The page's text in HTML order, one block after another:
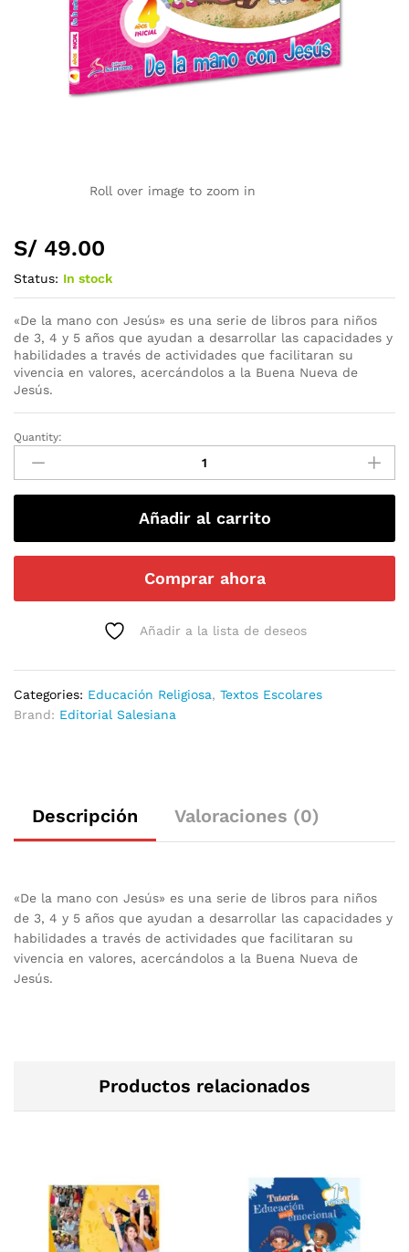
Roll over image to zoom in
S/ 49.00
Status: In stock
«De la mano con Jesús» es una serie de libros para niños
de 3, 4 y 5 años que ayudan a desarrollar las capacidades y
habilidades a través de actividades que facilitaran su
vivencia en valores, acercándolos a la Buena Nueva de
Jesús.
Quantity:
Añadir al carrito
Comprar ahora
Añadir a la lista de deseos
Categories: Educación Religiosa, Textos Escolares
Brand: Editorial Salesiana
Descripción Valoraciones (0)
«De la mano con Jesús» es una serie de libros para niños
de 3, 4 y 5 años que ayudan a desarrollar las capacidades y
habilidades a través de actividades que facilitaran su
vivencia en valores, acercándolos a la Buena Nueva de
Jesús.
Productos relacionados